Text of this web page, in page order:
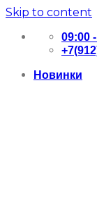
Skip to content
09:00
Новинки